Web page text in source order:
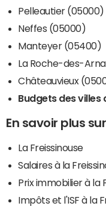
Pelleautier (05000)
Neffes (05000)
Manteyer (05400)
La Roche-des-
Châteauvieux
Budgets des villes
En savoir plus
La Freissinouse
Salaires à la
Prix immobilier à la
Impôts et l'ISF à la